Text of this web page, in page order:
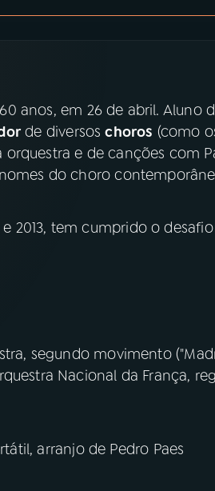
anos, em 26 de abril. Aluno
de diversoschoros (como
e de canções com
do choro
2013, tem cumprido o
segundo movimento
Nacional da França,
arranjo de Pedro Paes